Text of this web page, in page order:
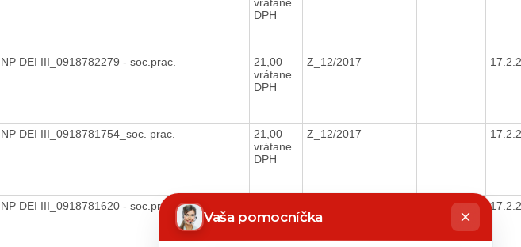
DPH
NP DEI III_0918782279 - soc.prac.
21,00
vrátane
DPH
Z_12/2017
NP DEI III_0918781754_soc. prac.
21,00
vrátane
DPH
Z_12/2017
NP DEI III_0918781620 - soc.prac.
vrátane
Vaša pomocníčka
Chatbot
píše